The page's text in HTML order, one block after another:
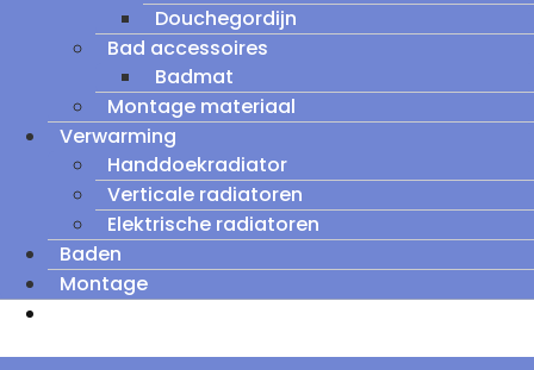
Douchegordijn
Bad accessoires
Badmat
Montage materiaal
Verwarming
Handdoekradiator
Verticale radiatoren
Elektrische radiatoren
Baden
Montage